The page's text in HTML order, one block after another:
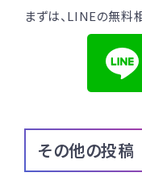
まずは、LINEの無料
その他の投稿